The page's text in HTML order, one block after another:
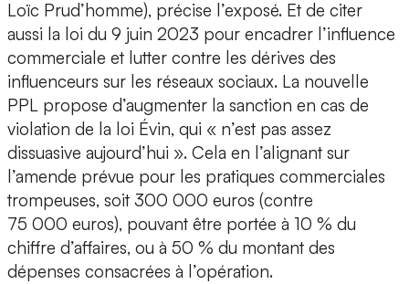
Loïc Prud’homme), précise l’exposé. Et de citer
aussi la loi du 9 juin 2023 pour encadrer l’influence
commerciale et lutter contre les dérives des
influenceurs sur les réseaux sociaux. La nouvelle
PPL propose d’augmenter la sanction en cas de
violation de la loi Évin, qui « n’est pas assez
dissuasive aujourd’hui ». Cela en l’alignant sur
l’amende prévue pour les pratiques commerciales
trompeuses, soit 300 000 euros (contre
75 000 euros), pouvant être portée à 10 % du
chiffre d’affaires, ou à 50 % du montant des
dépenses consacrées à l’opération.